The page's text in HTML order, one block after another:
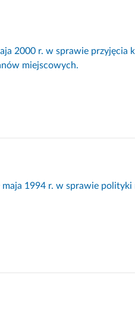
2000 r. w sprawie przyjęcia
miejscowych.
1994 r. w sprawie polityki